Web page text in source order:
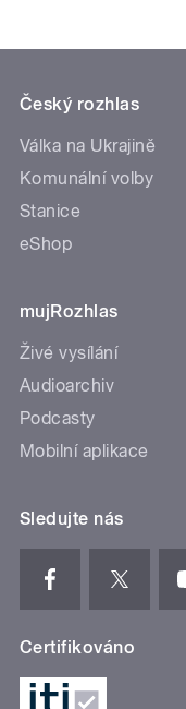
Český rozhlas
Válka na Ukrajině
Komunální volby
Stanice
eShop
mujRozhlas
Živé vysílání
Audioarchiv
Podcasty
Mobilní aplikace
Sledujte nás
Certifikováno